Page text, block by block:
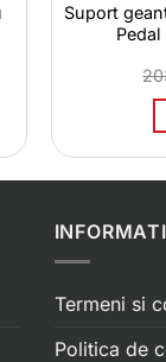
Suport
Termeni si
Politica de